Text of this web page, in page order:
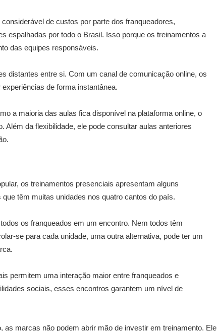
de custos por parte dos franqueadores,
espalhadas por todo o Brasil. Isso porque os treinamentos a
das equipes responsáveis.
distantes entre si. Com um canal de comunicação online, os
de forma instantânea.
a maioria das aulas fica disponível na plataforma online, o
Além da flexibilidade, ele pode consultar aulas anteriores
os treinamentos presenciais apresentam alguns
têm muitas unidades nos quatro cantos do país.
os franqueados em um encontro. Nem todos têm
se para cada unidade, uma outra alternativa, pode ter um
permitem uma interação maior entre franqueados e
sociais, esses encontros garantem um nível de
as marcas não podem abrir mão de investir em treinamento. Ele